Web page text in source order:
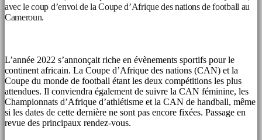
avec le coup d’envoi de la Coupe d’Afrique des nations de football au
Cameroun.
L’année 2022 s’annonçait riche en évènements sportifs pour le
continent africain. La Coupe d’Afrique des nations (CAN) et la
Coupe du monde de football étant les deux compétitions les plus
attendues. Il conviendra également de suivre la CAN féminine, les
Championnats d’Afrique d’athlétisme et la CAN de handball, même
si les dates de cette dernière ne sont pas encore fixées. Passage en
revue des principaux rendez-vous.